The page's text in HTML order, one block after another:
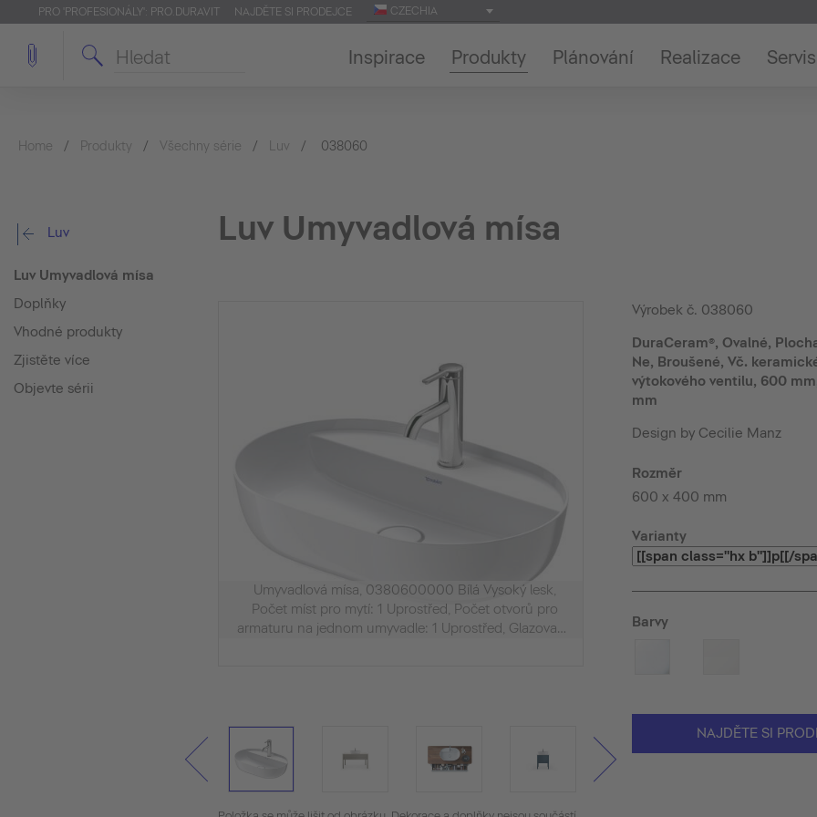
PRO 'PROFESIONÁLY': PRO.DURAVIT NAJDĚTE SI PRODEJCE CZECHIA
Inspirace Produkty Plánování Realizace Servis
Home Produkty Všechny série Luv 038060
Luv
Luv Umyvadlová mísa
Doplňky
Vhodné produkty
Zjistěte více
Objevte sérii
Luv Umyvadlová mísa
Umyvadlová mísa, 0380600000 Bílá Vysoký lesk,
Počet míst pro mytí: 1 Uprostřed, Počet otvorů pro
armaturu na jednom umyvadle: 1 Uprostřed, Glazovaná
Výrobek č. 038060
DuraCeram®, Ovalné,
Ne, Broušené, Vč.
výtokového ventilu, 600
mm
Design by Cecilie Manz
Rozměr
600 x 400 mm
Varianty
Barvy
NAJDĚTE SI